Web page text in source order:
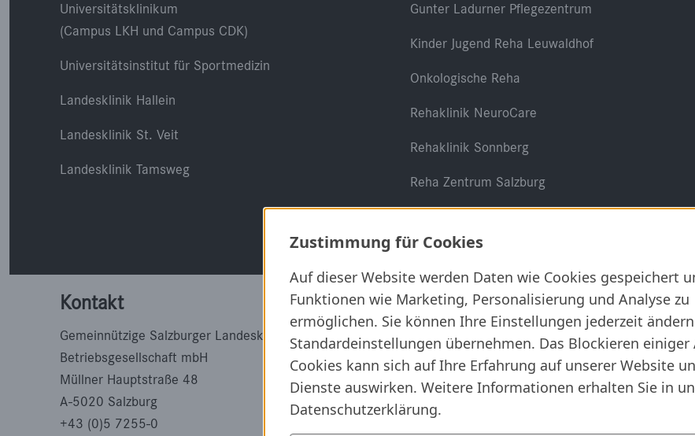
Zustimmung für Cookies
Auf dieser Website werden Daten wie Cookies gespeichert
Funktionen wie Marketing, Personalisierung und Analyse zu
ermöglichen. Sie können Ihre Einstellungen jederzeit
Standardeinstellungen übernehmen. Das Blockieren einiger
Cookies kann sich auf Ihre Erfahrung auf unserer Website
Dienste auswirken. Weitere Informationen erhalten Sie in
Datenschutzerklärung.
Universitätsklinikum
(Campus LKH und Campus CDK)
Universitätsinstitut für Sportmedizin
Landesklinik Hallein
Landesklinik St. Veit
Landesklinik Tamsweg
Gunter Ladurner Pflegezentrum
Kinder Jugend Reha Leuwaldhof
Onkologische Reha
Rehaklinik NeuroCare
Rehaklinik Sonnberg
Reha Zentrum Salzburg
Kontakt
Gemeinnützige Salzburger Landeskliniken
Betriebsgesellschaft mbH
Müllner Hauptstraße 48
A-5020 Salzburg
+43 (0)5 7255-0
Rechtliches
Datenschutz
Impressum